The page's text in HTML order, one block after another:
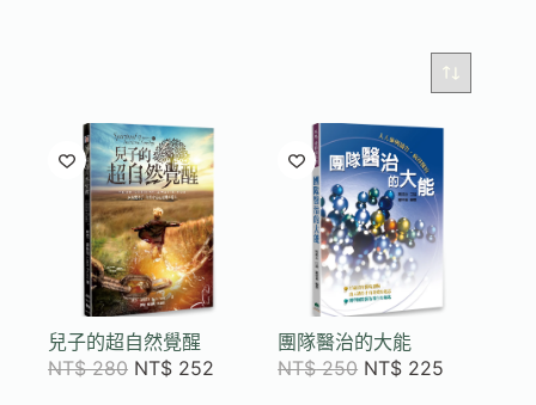
兒子的超自然覺醒
NT$280 NT$ 252
團隊醫治的大能
NT$250 NT$ 225